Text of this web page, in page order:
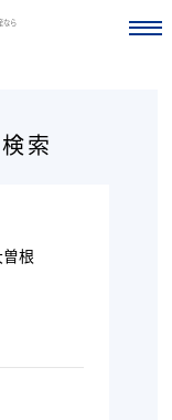
なら
索
曽根